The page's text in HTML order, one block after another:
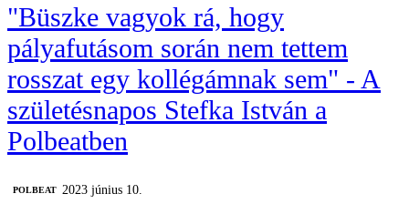
"Büszke vagyok rá, hogy
pályafutásom során nem tettem
rosszat egy kollégámnak sem" - A
születésnapos Stefka István a
Polbeatben
‎POLBEAT
2023 június 10.